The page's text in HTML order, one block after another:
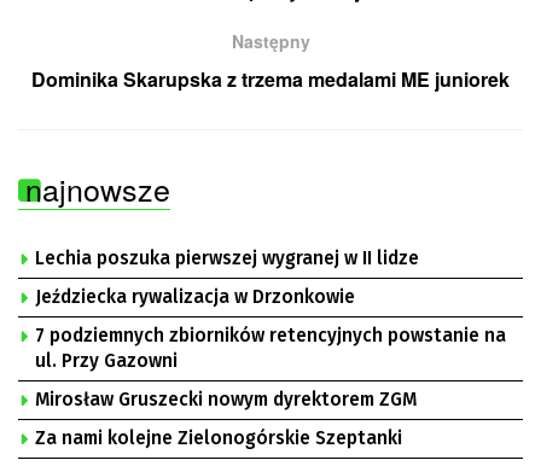
Następny
Dominika Skarupska z trzema medalami ME juniorek
najnowsze
Lechia poszuka pierwszej wygranej w II lidze
Jeździecka rywalizacja w Drzonkowie
7 podziemnych zbiorników retencyjnych powstanie na
ul. Przy Gazowni
Mirosław Gruszecki nowym dyrektorem ZGM
Za nami kolejne Zielonogórskie Szeptanki